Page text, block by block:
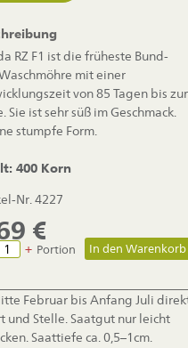
RZ F1 ist die früheste Bund-
mit einer
von 85 Tagen bis zur
Sie ist sehr süß im Geschmack.
stumpfe Form.
400 Korn
Nr. 4227
€
+ Portion
Februar bis Anfang Juli
und Stelle. Saatgut nur leicht
Saattiefe ca. 0,5–1cm.